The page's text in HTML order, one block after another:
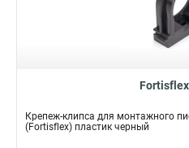
Крепеж-клипса для монтажного
(Fortisflex) пластик черный